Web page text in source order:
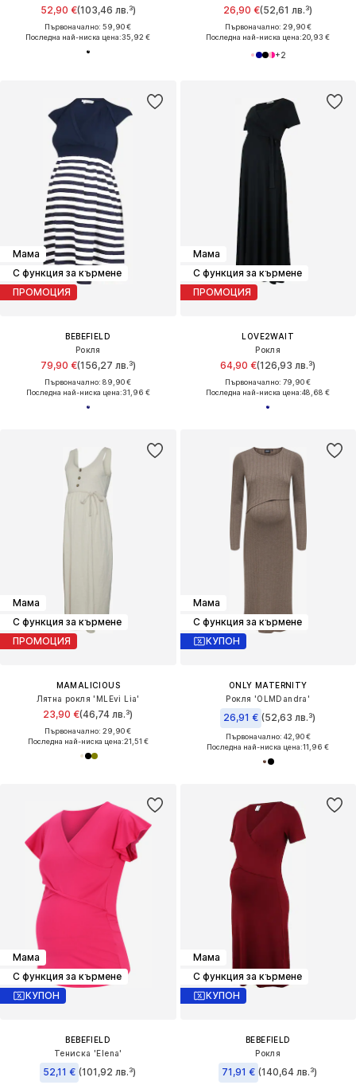
52,90 €(103,46 лв.³)
Първоначално: 59,90 €
Последна най-ниска цена:35,92 €
26,90 €(52,61 лв.³)
Първоначално: 29,90 €
Последна най-ниска цена:20,93 €
+2
Мама
С функция за кърмене
ПРОМОЦИЯ
BEBEFIELD
Рокля
79,90 €(156,27 лв.³)
Първоначално: 89,90 €
Последна най-ниска цена:31,96 €
Мама
С функция за кърмене
ПРОМОЦИЯ
LOVE2WAIT
Рокля
64,90 €(126,93 лв.³)
Първоначално: 79,90 €
Последна най-ниска цена:48,68 €
Мама
С функция за кърмене
ПРОМОЦИЯ
MAMALICIOUS
Лятна рокля 'MLEvi Lia'
23,90 €(46,74 лв.³)
Първоначално: 29,90 €
Последна най-ниска цена:21,51 €
Мама
С функция за кърмене
КУПОН
ONLY MATERNITY
Рокля 'OLMDandra'
26,91 € (52,63 лв.³)
Първоначално: 42,90 €
Последна най-ниска цена:11,96 €
Мама
С функция за кърмене
КУПОН
BEBEFIELD
Тениска 'Elena'
52,11 € (101,92 лв.³)
Мама
С функция за кърмене
КУПОН
BEBEFIELD
Рокля
71,91 € (140,64 лв.³)